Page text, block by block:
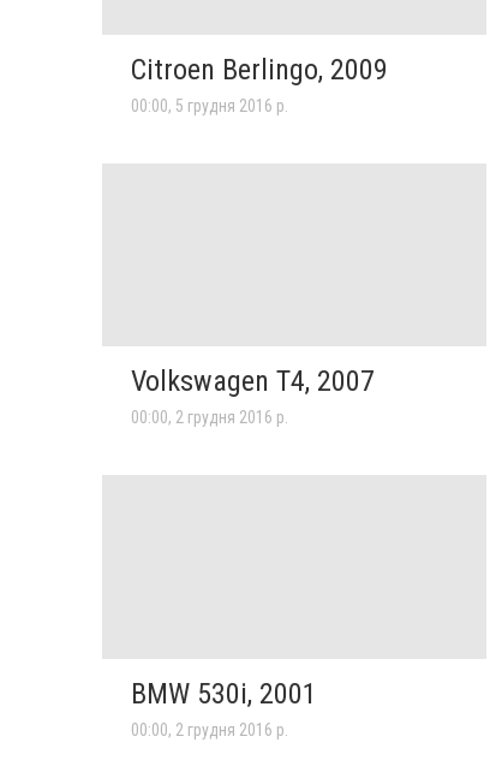
Citroen Berlingo, 2009
00:00, 5 грудня 2016 р.
Volkswagen T4, 2007
00:00, 2 грудня 2016 р.
BMW 530i, 2001
00:00, 2 грудня 2016 р.